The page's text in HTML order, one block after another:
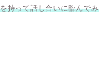
持って話し合いに臨んでみ